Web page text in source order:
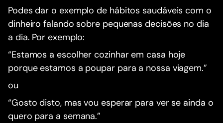
Podes dar o exemplo de hábitos saudáveis com o
dinheiro falando sobre pequenas decisões no dia
a dia. Por exemplo:
“Estamos a escolher cozinhar em casa hoje
porque estamos a poupar para a nossa viagem.”
ou
“Gosto disto, mas vou esperar para ver se ainda o
quero para a semana.”